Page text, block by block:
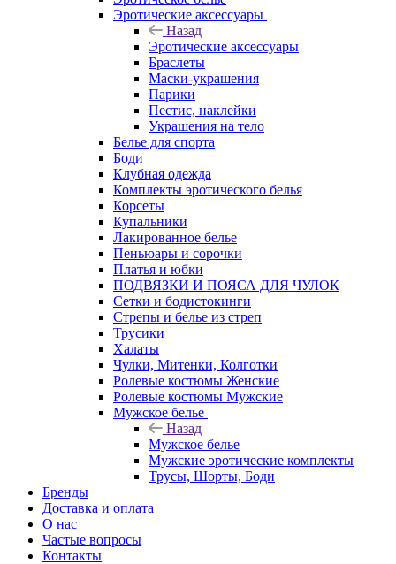
Эротические аксессуары
Назад
Эротические аксессуары
Браслеты
Маски-украшения
Парики
Пестис, наклейки
Украшения на тело
Белье для спорта
Боди
Клубная одежда
Комплекты эротического белья
Корсеты
Купальники
Лакированное белье
Пеньюары и сорочки
Платья и юбки
ПОДВЯЗКИ И ПОЯСА ДЛЯ ЧУЛОК
Сетки и бодистокинги
Стрепы и белье из стреп
Трусики
Халаты
Чулки, Митенки, Колготки
Ролевые костюмы Женские
Ролевые костюмы Мужские
Мужское белье
Назад
Мужское белье
Мужские эротические комплекты
Трусы, Шорты, Боди
Бренды
Доставка и оплата
О нас
Частые вопросы
Контакты